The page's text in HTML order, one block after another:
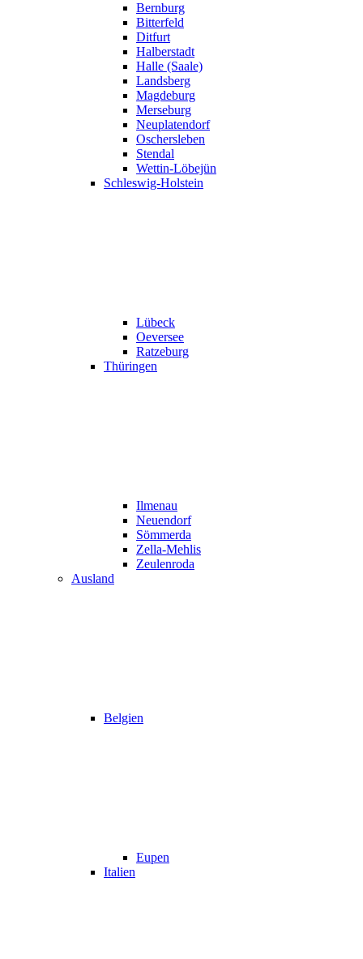
Bernburg
Bitterfeld
Ditfurt
Halberstadt
Halle (Saale)
Landsberg
Magdeburg
Merseburg
Neuplatendorf
Oschersleben
Stendal
Wettin-Löbejün
Schleswig-Holstein
Lübeck
Oeversee
Ratzeburg
Thüringen
Ilmenau
Neuendorf
Sömmerda
Zella-Mehlis
Zeulenroda
Ausland
Belgien
Eupen
Italien